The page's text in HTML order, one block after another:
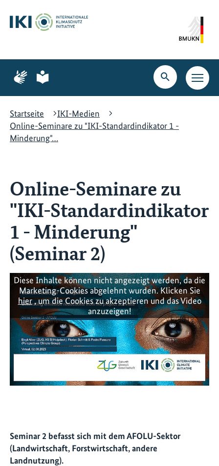
Hauptinhalt
springen
Suche
springen
Hauptnavigation
springen
Zur
Seite
Gebärdensprache
Zur
Seite
leichte
Suche
öffnen
Startseite
IKI-Medien
Online-Seminare zu "IKI-Standardindikator 1 -
Minderung"…
Online-Seminare zu
"IKI-Standardindikator
1 - Minderung"
(Seminar 2)
Diese Inhalte können nicht angezeigt werden, da die
Marketing-Cookies abgelehnt wurden. Klicken Sie
hier, um die Cookies zu akzeptieren und das Video
anzuzeigen!
Seminar 2 befasst sich mit dem AFOLU-Sektor
(Landwirtschaft, Forstwirtschaft, andere
Landnutzung).